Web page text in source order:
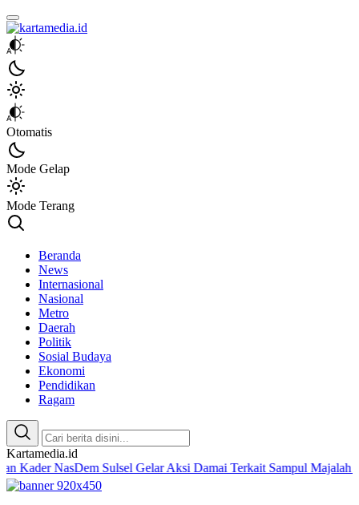
kartamedia.id
Jujur Mengabari
Otomatis
Mode Gelap
Mode Terang
Beranda
News
Internasional
Nasional
Metro
Daerah
Politik
Sosial Budaya
Ekonomi
Pendidikan
Ragam
Kartamedia.id
NasDem Sulsel Gelar Aksi Damai Terkait Sampul Majalah Tempo